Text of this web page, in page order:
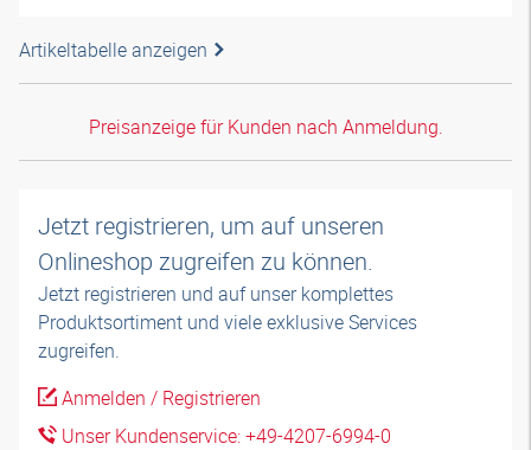
Artikeltabelle anzeigen
Preisanzeige für Kunden nach Anmeldung.
Jetzt registrieren, um auf unseren
Onlineshop zugreifen zu können.
Jetzt registrieren und auf unser komplettes
Produktsortiment und viele exklusive Services
zugreifen.
Anmelden / Registrieren
Unser Kundenservice: +49-4207-6994-0